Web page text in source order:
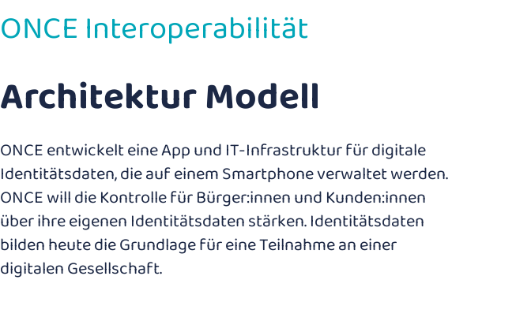
ONCE Interoperabilität
Architektur Modell
ONCE entwickelt eine App und IT-Infrastruktur für digitale
Identitätsdaten, die auf einem Smartphone verwaltet werden.
ONCE will die Kontrolle für Bürger:innen und Kunden:innen
über ihre eigenen Identitätsdaten stärken. Identitätsdaten
bilden heute die Grundlage für eine Teilnahme an einer
digitalen Gesellschaft.